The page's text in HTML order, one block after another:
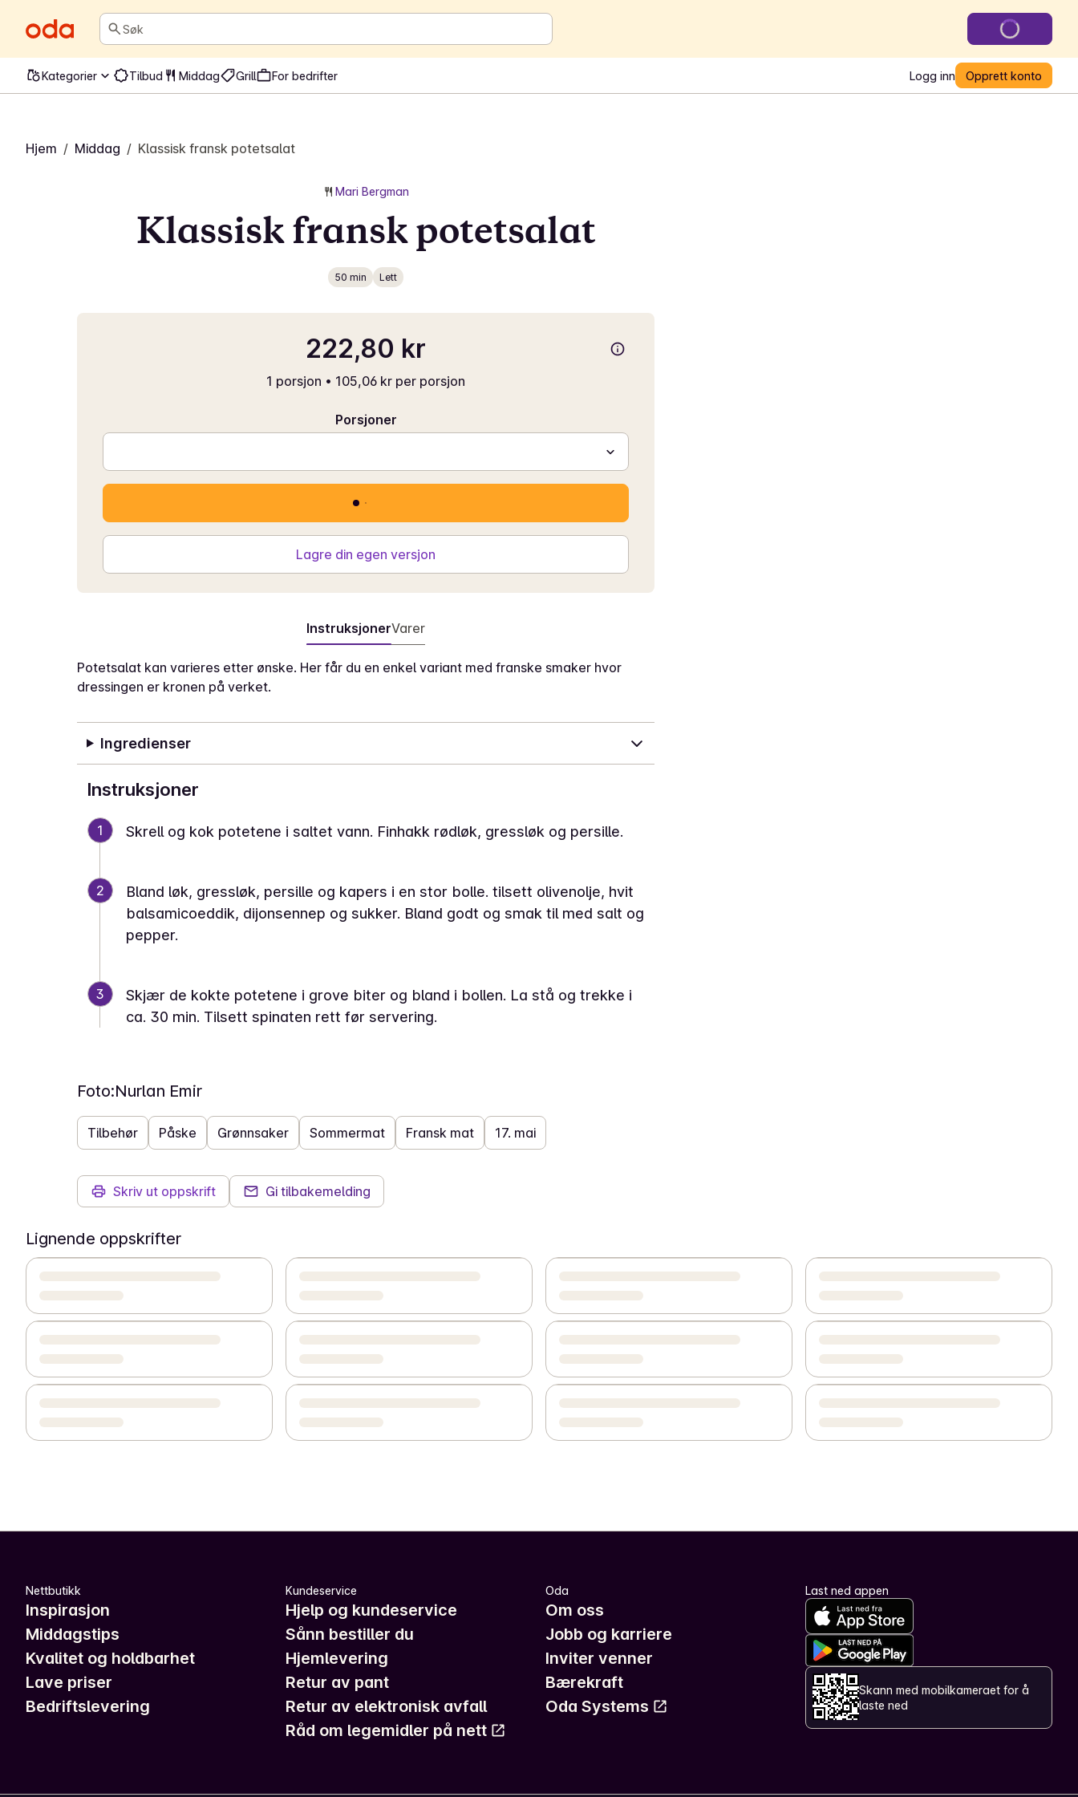
Søk
Kategorier Tilbud Middag Grill For bedrifter Logg inn Opprett konto
Hjem / Middag / Klassisk fransk potetsalat
Mari Bergman
Klassisk fransk potetsalat
50 min Lett
222,80 kr
1 porsjon • 105,06 kr per porsjon
Porsjoner
Lagre din egen versjon
InstruksjonerVarer
Potetsalat kan varieres etter ønske. Her får du en enkel variant med franske smaker hvor
dressingen er kronen på verket.
Ingredienser
Instruksjoner
1 Skrell og kok potetene i saltet vann. Finhakk rødløk, gressløk og persille.
2
Bland løk, gressløk, persille og kapers i en stor bolle. tilsett olivenolje, hvit
balsamicoeddik, dijonsennep og sukker. Bland godt og smak til med salt og
pepper.
3
Skjær de kokte potetene i grove biter og bland i bollen. La stå og trekke i
ca. 30 min. Tilsett spinaten rett før servering.
Foto:Nurlan Emir
Tilbehør Påske Grønnsaker Sommermat Fransk mat 17. mai
Skriv ut oppskrift Gi tilbakemelding
Lignende oppskrifter
Nettbutikk
Inspirasjon
Middagstips
Kvalitet og holdbarhet
Lave priser
Bedriftslevering
Kundeservice
Hjelp og kundeservice
Sånn bestiller du
Hjemlevering
Retur av pant
Retur av elektronisk avfall
Råd om legemidler på nett
Oda
Om oss
Jobb og karriere
Inviter venner
Bærekraft
Oda Systems
Last ned appen
Skann med mobilkameraet for å
laste ned